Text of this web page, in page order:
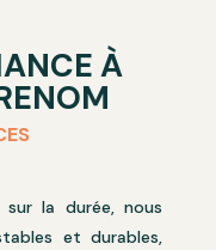
À
sur la durée, nous
et durables,